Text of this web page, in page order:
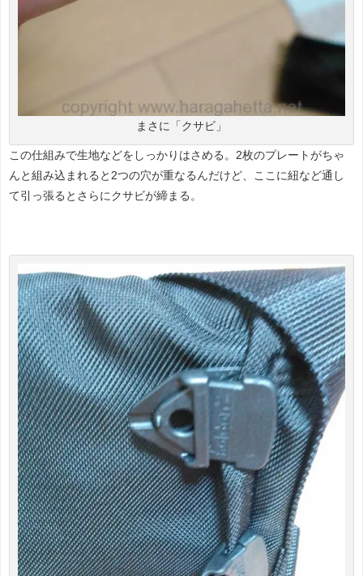
まさに「クサビ」
この仕組みで生地などをしっかりはさめる。2枚のプレートがちゃ
んと組み込まれると2つの穴が重なるんだけど、ここに紐など通し
て引っ張るとさらにクサビが締まる。